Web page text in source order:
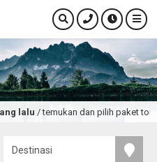
lalu/ temukan dan pilih paket tour